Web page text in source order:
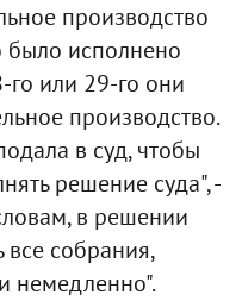
производство
было исполнено
го или 29-го они
производство.
в суд, чтобы
решение суда", -
в решении
все собрания,
немедленно".